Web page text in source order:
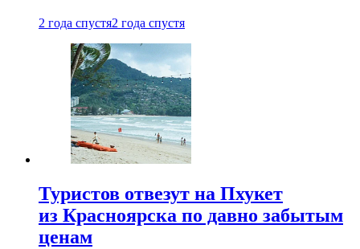
2 года спустя2 года спустя
Туристов отвезут на Пхукет
из Красноярска по давно забытым
ценам